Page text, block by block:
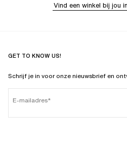
Vind een winkel bij jou
GET TO KNOW US!
Schrijf je in voor onze nieuwsbrief en
E-mailadres